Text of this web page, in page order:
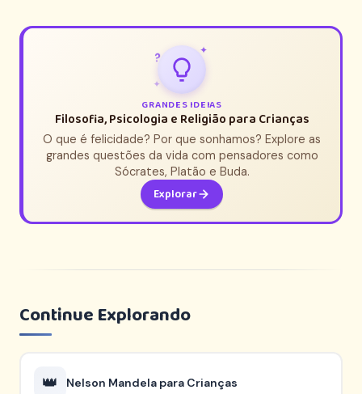
✦
✦
?
GRANDES IDEIAS
Filosofia, Psicologia e Religião para Crianças
O que é felicidade? Por que sonhamos? Explore as
grandes questões da vida com pensadores como
Sócrates, Platão e Buda.
Explorar
Continue Explorando
👑 Nelson Mandela para Crianças